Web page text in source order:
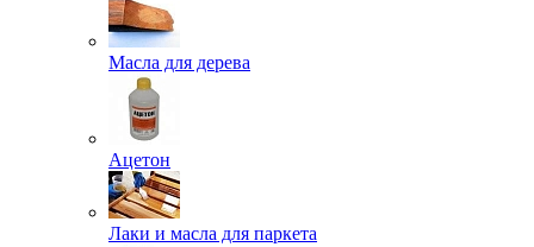
Масла для дерева
Ацетон
Лаки и масла для паркета